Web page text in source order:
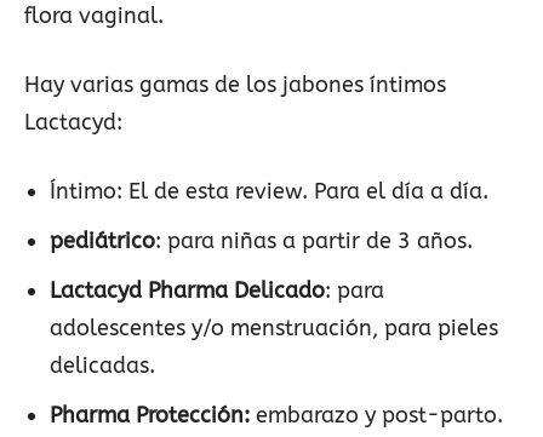
flora vaginal.
Hay varias gamas de los jabones íntimos
Lactacyd:
Íntimo: El de esta review. Para el día a día.
pediátrico: para niñas a partir de 3 años.
Lactacyd Pharma Delicado: para
adolescentes y/o menstruación, para pieles
delicadas.
Pharma Protección: embarazo y post-parto.